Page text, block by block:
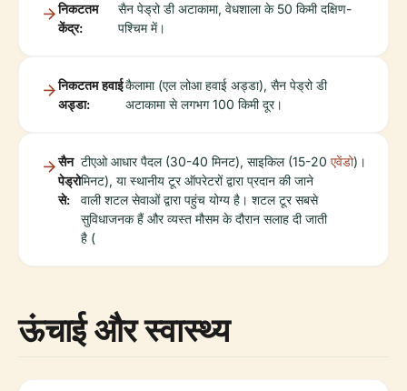
निकटतम
केंद्र:
सैन पेड्रो डी अटाकामा, वेधशाला के 50 किमी दक्षिण-
पश्चिम में।
निकटतम हवाई
अड्डा:
कैलामा (एल लोआ हवाई अड्डा), सैन पेड्रो डी
अटाकामा से लगभग 100 किमी दूर।
सैन
पेड्रो
से:
टीएओ आधार पैदल (30-40 मिनट), साइकिल (15-20
मिनट), या स्थानीय टूर ऑपरेटरों द्वारा प्रदान की जाने
वाली शटल सेवाओं द्वारा पहुंच योग्य है। शटल टूर सबसे
सुविधाजनक हैं और व्यस्त मौसम के दौरान सलाह दी जाती
है (
एवेंडो)।
ऊंचाई और स्वास्थ्य